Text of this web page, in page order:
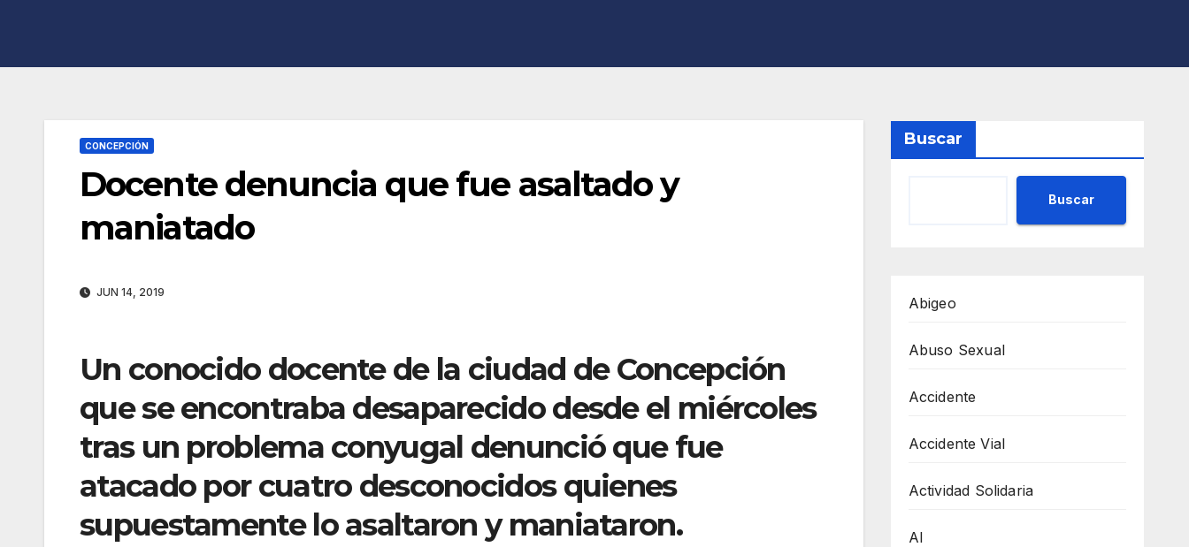
CONCEPCIÓN
Docente denuncia que fue asaltado y
maniatado
JUN 14, 2019
Un conocido docente de la ciudad de Concepción
que se encontraba desaparecido desde el miércoles
tras un problema conyugal denunció que fue
atacado por cuatro desconocidos quienes
supuestamente lo asaltaron y maniataron.
Buscar
Buscar
Abigeo
Abuso Sexual
Accidente
Accidente Vial
Actividad Solidaria
AI